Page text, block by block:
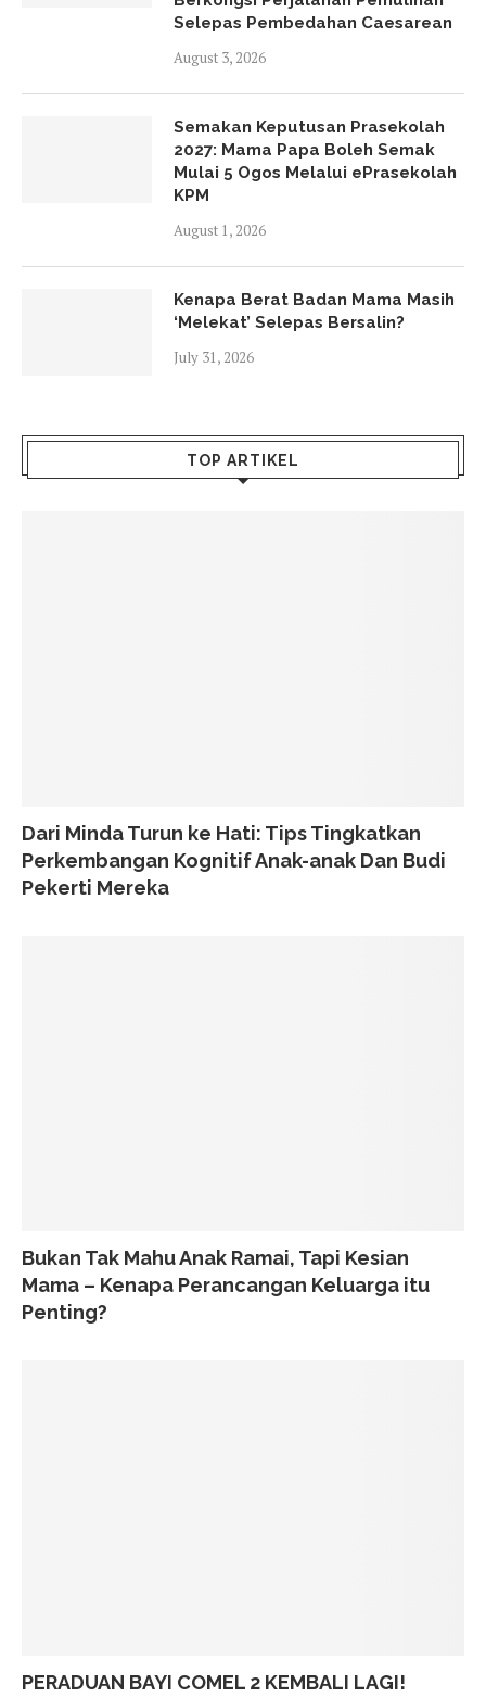
Selepas Pembedahan Caesarean
August 3, 2026
Semakan Keputusan Prasekolah
2027: Mama Papa Boleh Semak
Mulai 5 Ogos Melalui ePrasekolah
KPM
August 1, 2026
Kenapa Berat Badan Mama Masih
‘Melekat’ Selepas Bersalin?
July 31, 2026
TOP ARTIKEL
Dari Minda Turun ke Hati: Tips Tingkatkan
Perkembangan Kognitif Anak-anak Dan Budi
Pekerti Mereka
Bukan Tak Mahu Anak Ramai, Tapi Kesian
Mama – Kenapa Perancangan Keluarga itu
Penting?
PERADUAN BAYI COMEL 2 KEMBALI LAGI!